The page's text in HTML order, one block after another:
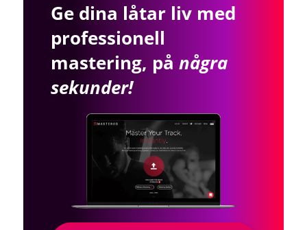
Ge dina låtar liv med
professionell
mastering, på några
sekunder!